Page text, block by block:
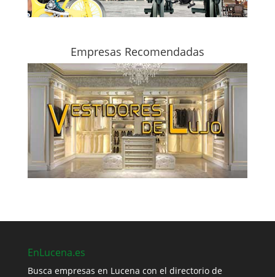
Empresas Recomendadas
EnLucena.es
Busca empresas en Lucena con el directorio de